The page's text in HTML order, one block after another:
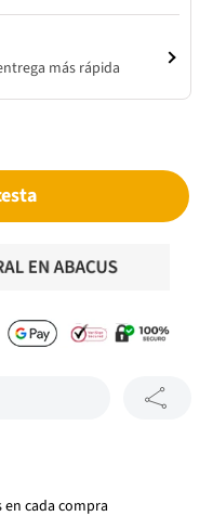
más rápida
cada compra